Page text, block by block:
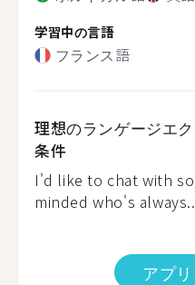
学習中の言語
フランス語
理想のランゲージエ
条件
I'd like to chat with
minded who's
アプ